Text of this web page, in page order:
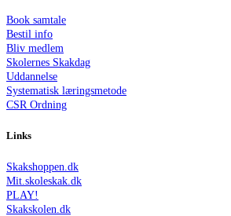
Book samtale
Bestil info
Bliv medlem
Skolernes Skakdag
Uddannelse
Systematisk læringsmetode
CSR Ordning
Links
Skakshoppen.dk
Mit.skoleskak.dk
PLAY!
Skakskolen.dk